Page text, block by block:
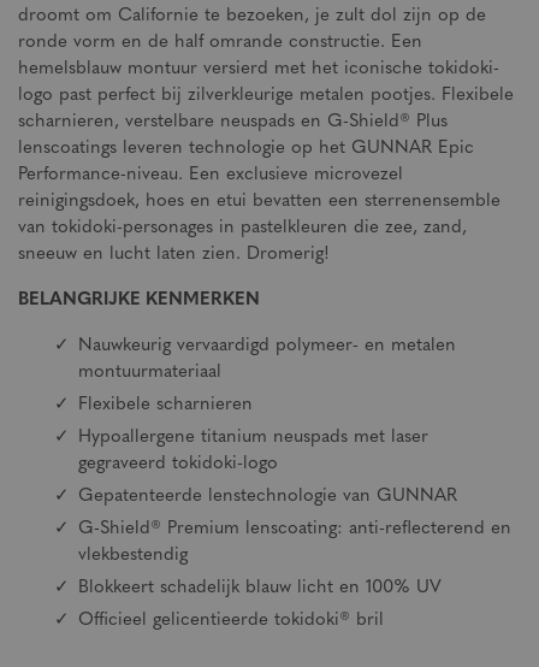
droomt om Californie te bezoeken, je zult dol zijn op de
ronde vorm en de half omrande constructie. Een
hemelsblauw montuur versierd met het iconische tokidoki-
logo past perfect bij zilverkleurige metalen pootjes. Flexibele
scharnieren, verstelbare neuspads en G-Shield® Plus
lenscoatings leveren technologie op het GUNNAR Epic
Performance-niveau. Een exclusieve microvezel
reinigingsdoek, hoes en etui bevatten een sterrenensemble
van tokidoki-personages in pastelkleuren die zee, zand,
sneeuw en lucht laten zien. Dromerig!
BELANGRIJKE KENMERKEN
Nauwkeurig vervaardigd polymeer- en metalen
montuurmateriaal
Flexibele scharnieren
Hypoallergene titanium neuspads met laser
gegraveerd tokidoki-logo
Gepatenteerde lenstechnologie van GUNNAR
G-Shield® Premium lenscoating: anti-reflecterend en
vlekbestendig
Blokkeert schadelijk blauw licht en 100% UV
Officieel gelicentieerde tokidoki® bril